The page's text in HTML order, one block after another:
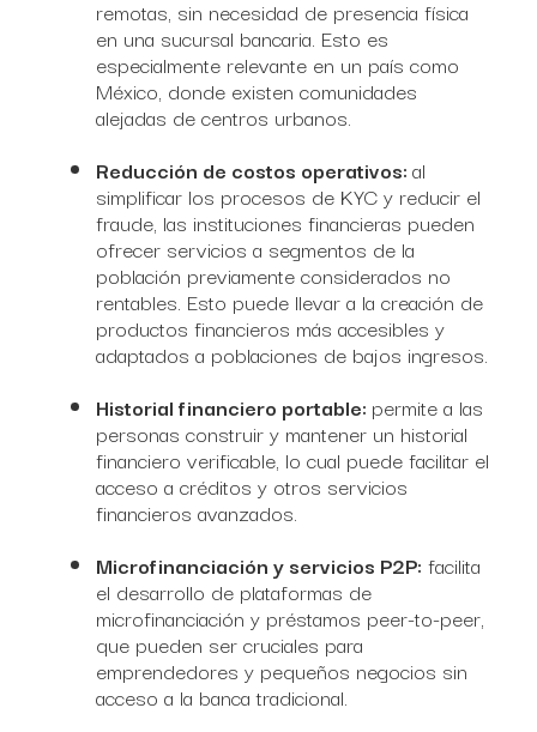
remotas, sin necesidad de presencia física
en una sucursal bancaria. Esto es
especialmente relevante en un país como
México, donde existen comunidades
alejadas de centros urbanos.
Reducción de costos operativos:al
simplificar los procesos de KYC y reducir el
fraude, las instituciones financieras pueden
ofrecer servicios a segmentos de la
población previamente considerados no
rentables. Esto puede llevar a la creación de
productos financieros más accesibles y
adaptados a poblaciones de bajos ingresos.
Historial financiero portable: permite a las
personas construir y mantener un historial
financiero verificable, lo cual puede facilitar el
acceso a créditos y otros servicios
financieros avanzados.
Microfinanciación y servicios P2P: facilita
el desarrollo de plataformas de
microfinanciación y préstamos peer-to-peer,
que pueden ser cruciales para
emprendedores y pequeños negocios sin
acceso a la banca tradicional.